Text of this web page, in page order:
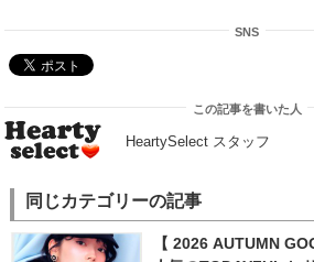
SNS
この記事を書いた人
HeartySelect スタッフ
同じカテゴリーの記事
【 2026 AUTUMN